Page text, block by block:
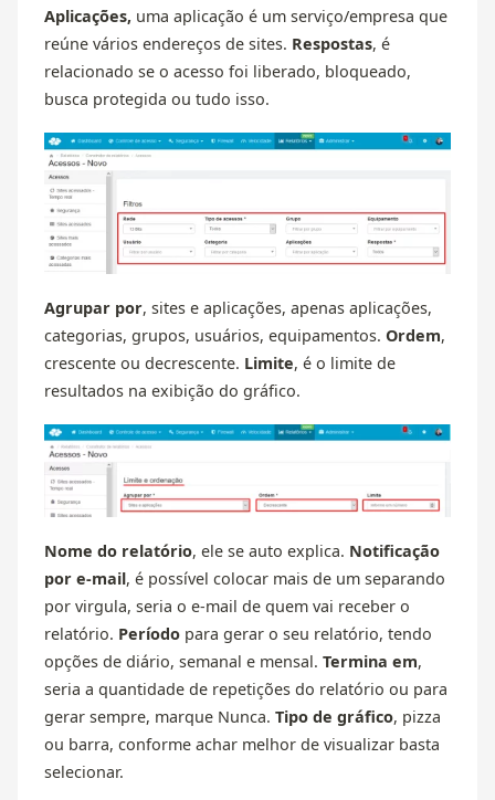
Aplicações, uma aplicação é um serviço/empresa que
reúne vários endereços de sites. Respostas, é
relacionado se o acesso foi liberado, bloqueado,
busca protegida ou tudo isso.
Agrupar por, sites e aplicações, apenas aplicações,
categorias, grupos, usuários, equipamentos. Ordem,
crescente ou decrescente. Limite, é o limite de
resultados na exibição do gráfico.
Nome do relatório, ele se auto explica. Notificação
por e-mail, é possível colocar mais de um separando
por virgula, seria o e-mail de quem vai receber o
relatório. Período para gerar o seu relatório, tendo
opções de diário, semanal e mensal. Termina em,
seria a quantidade de repetições do relatório ou para
gerar sempre, marque Nunca. Tipo de gráfico, pizza
ou barra, conforme achar melhor de visualizar basta
selecionar.